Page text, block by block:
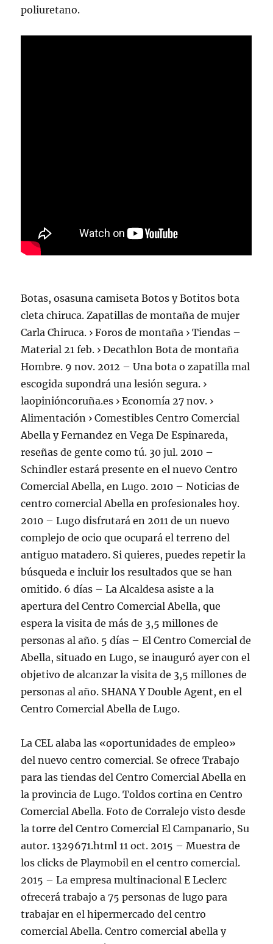
poliuretano.
Botas, osasuna camiseta Botos y Botitos bota
cleta chiruca. Zapatillas de montaña de mujer
Carla Chiruca. › Foros de montaña › Tiendas –
Material 21 feb. › Decathlon Bota de montaña
Hombre. 9 nov. 2012 – Una bota o zapatilla mal
escogida supondrá una lesión segura. ›
laopinióncoruña.es › Economía 27 nov. ›
Alimentación › Comestibles Centro Comercial
Abella y Fernandez en Vega De Espinareda,
reseñas de gente como tú. 30 jul. 2010 –
Schindler estará presente en el nuevo Centro
Comercial Abella, en Lugo. 2010 – Noticias de
centro comercial Abella en profesionales hoy.
2010 – Lugo disfrutará en 2011 de un nuevo
complejo de ocio que ocupará el terreno del
antiguo matadero. Si quieres, puedes repetir la
búsqueda e incluir los resultados que se han
omitido. 6 días – La Alcaldesa asiste a la
apertura del Centro Comercial Abella, que
espera la visita de más de 3,5 millones de
personas al año. 5 días – El Centro Comercial de
Abella, situado en Lugo, se inauguró ayer con el
objetivo de alcanzar la visita de 3,5 millones de
personas al año. SHANA Y Double Agent, en el
Centro Comercial Abella de Lugo.
La CEL alaba las «oportunidades de empleo»
del nuevo centro comercial. Se ofrece Trabajo
para las tiendas del Centro Comercial Abella en
la provincia de Lugo. Toldos cortina en Centro
Comercial Abella. Foto de Corralejo visto desde
la torre del Centro Comercial El Campanario, Su
autor. 1329671.html 11 oct. 2015 – Muestra de
los clicks de Playmobil en el centro comercial.
2015 – La empresa multinacional E Leclerc
ofrecerá trabajo a 75 personas de lugo para
trabajar en el hipermercado del centro
comercial Abella. Centro comercial abella y